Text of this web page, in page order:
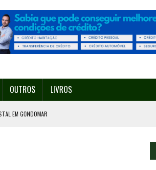
OUTROS LIVROS
EM GONDOMAR